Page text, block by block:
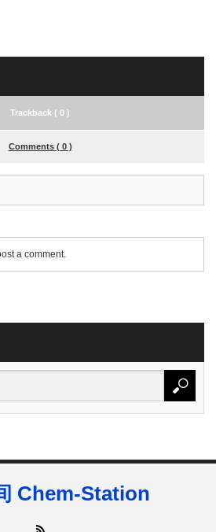
Trackback ( 0 )
Comments ( 0 )
a comment.
Chem-Station